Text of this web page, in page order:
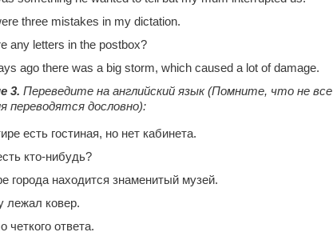
three mistakes in my dictation.
any letters in the postbox?
ago there was a big storm, which caused a lot of damage.
3. Переведите на английский язык (Помните, что не все
переводятся дословно):
есть гостиная, но нет кабинета.
кто-нибудь?
города находится знаменитый музей.
лежал ковер.
четкого ответа.